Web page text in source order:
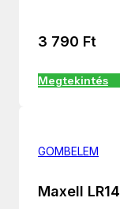
3 790 Ft
Megtekintés
GOMBELEM
Maxell